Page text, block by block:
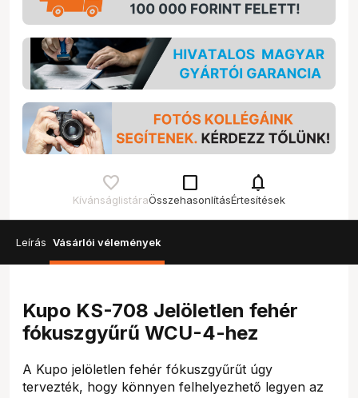
Kívánságlistára
check_box_outline_blank
Összehasonlítás
notifications
Értesítések
Leírás Vásárlói vélemények
Kupo KS-708 Jelöletlen fehér
fókuszgyűrű WCU-4-hez
A Kupo jelöletlen fehér fókuszgyűrűt úgy
tervezték, hogy könnyen felhelyezhető legyen az